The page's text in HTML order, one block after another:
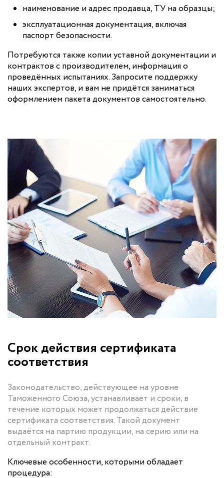
наименование и адрес продавца, ТУ на образцы;
эксплуатационная документация, включая
паспорт безопасности.
Потребуются также копии уставной документации и
контрактов с производителем, информация о
проведённых испытаниях. Запросите поддержку
наших экспертов, и вам не придётся заниматься
оформлением пакета документов самостоятельно.
Срок действия сертификата
соответствия
Законодательство, действующее на уровне
Таможенного Союза, устанавливает и сроки, в
течение которых может продолжаться действие
сертификата соответствия. Такой документ
выдаётся на партию продукции, на серию или на
отдельный контракт.
Ключевые особенности, которыми обладает
процедура: